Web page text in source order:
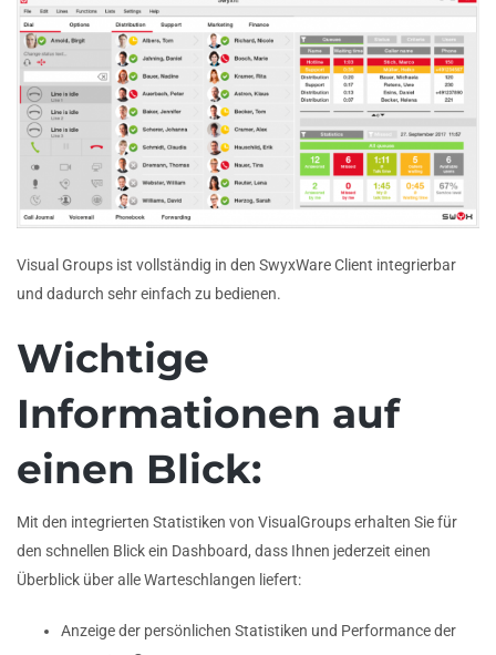
Visual Groups ist vollständig in den SwyxWare Client integrierbar
und dadurch sehr einfach zu bedienen.
Wichtige
Informationen auf
einen Blick:
Mit den integrierten Statistiken von VisualGroups erhalten Sie für
den schnellen Blick ein Dashboard, dass Ihnen jederzeit einen
Überblick über alle Warteschlangen liefert:
Anzeige der persönlichen Statistiken und Performance der